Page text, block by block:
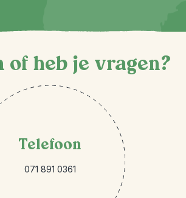
of heb je vragen?
Telefoon
071 891 0361